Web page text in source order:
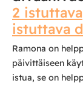
2 istuttava
istuttava
Ramona on
päivittäiseen
istua, se on